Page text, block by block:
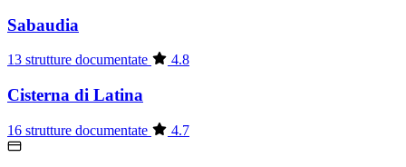
Sabaudia
13 strutture documentate 4.8
Cisterna di Latina
16 strutture documentate 4.7